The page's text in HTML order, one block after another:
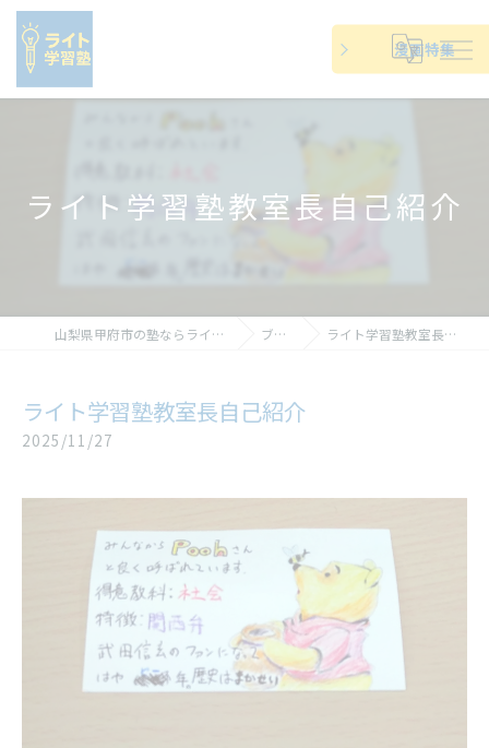
漫画特集
ライト学習塾教室長自己紹介
山梨県甲府市の塾ならライト学習塾 ブログ ライト学習塾教室長自己紹介
ライト学習塾教室長自己紹介
2025/11/27